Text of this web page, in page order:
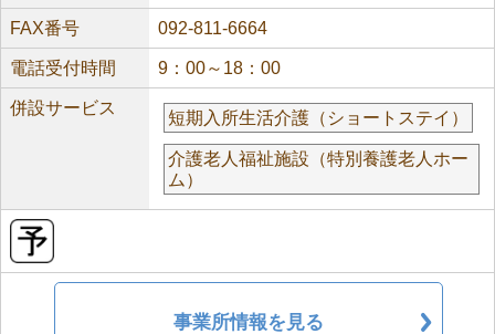
FAX番号 092-811-6664
電話受付時間 9：00～18：00
併設サービス
短期入所生活介護（ショートステイ）
介護老人福祉施設（特別養護老人ホー
ム）
事業所情報を見る